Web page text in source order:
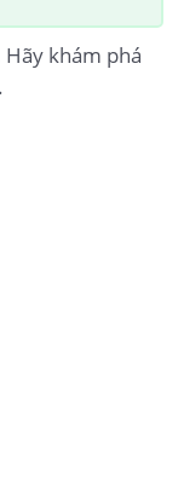
khám phá